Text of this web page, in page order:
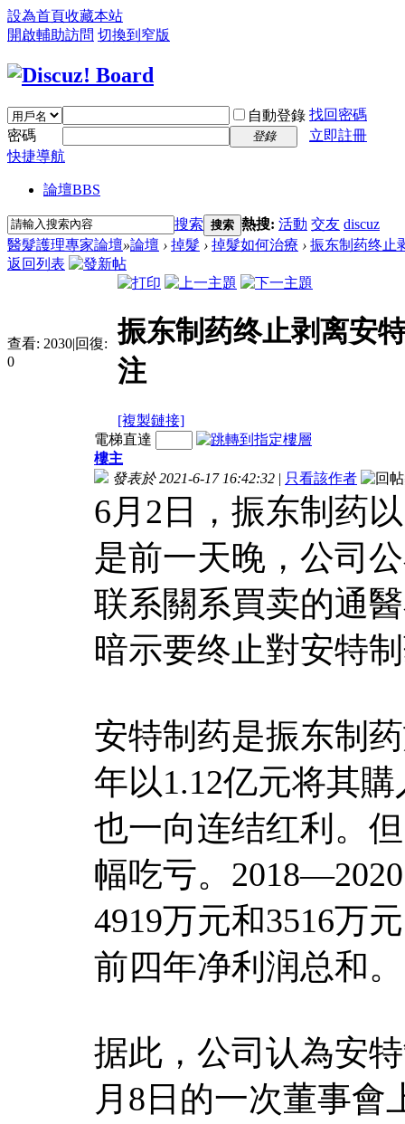
設為首頁收藏本站
開啟輔助訪問 切換到窄版
自動登錄 找回密碼
密碼
登錄
立即註冊
快捷導航
論壇BBS
搜索 搜索 熱搜: 活動 交友 discuz
醫髮護理專家論壇»論壇 › 掉髮 › 掉髮如何治療 › 振东制药终止
返回列表
查看: 2030|回復:
0
振东制药终止剥离安
注
[複製鏈接]
電梯直達
樓主
發表於 2021-6-17 16:42:32 | 只看該作者
6月2日，振东制药
是前一天晚，公司
联系關系買卖的通
暗示要终止對安特
安特制药是振东制
年以1.12亿元将其
也一向连结红利。
幅吃亏。
4919万元和3516万
前四年净利润总和。
据此，公司认為安
月8日的一次董事會